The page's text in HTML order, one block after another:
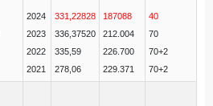
2024
2023
2022
2021
331,22828
336,37520
335,59
278,06
187088
212.004
226.700
229.371
40
70
70+2
70+2